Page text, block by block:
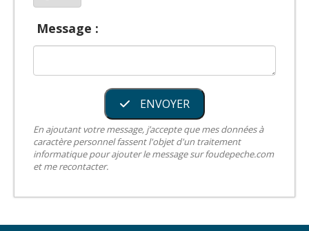
Message :
ENVOYER
En ajoutant votre message, j’accepte que mes données à
caractère personnel fassent l'objet d'un traitement
informatique pour ajouter le message sur foudepeche.com
et me recontacter.